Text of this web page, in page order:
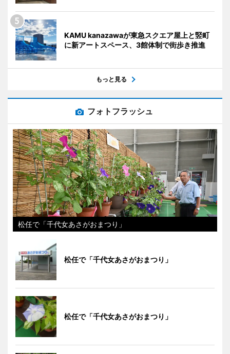
KAMU kanazawaが東急スクエア屋上と竪町
に新アートスペース、3館体制で街歩き推進
もっと見る
フォトフラッシュ
松任で「千代女あさがおまつり」
松任で「千代女あさがおまつり」
松任で「千代女あさがおまつり」